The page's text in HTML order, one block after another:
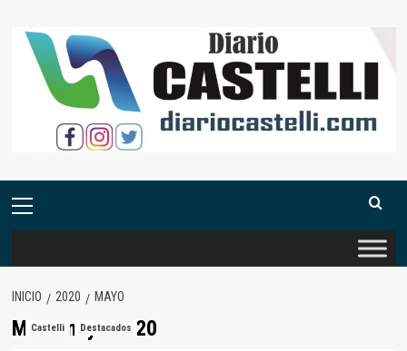
contenido
Menú
INICIO 2020 MAYO
Mes:mayo 2020
Castelli Destacados